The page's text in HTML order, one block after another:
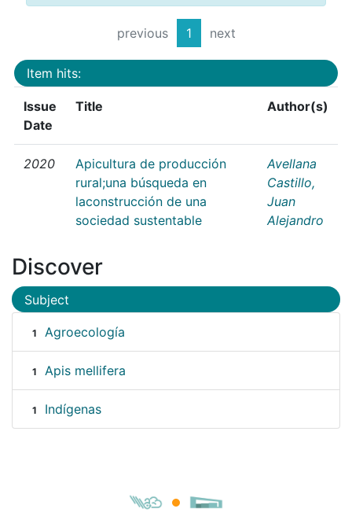
previous 1 next
Item hits:
Issue
Date
Title Author(s)
2020
Apicultura de producción
rural;una búsqueda en
laconstrucción de una
sociedad sustentable
Avellana
Castillo,
Juan
Alejandro
Discover
Subject
1 Agroecología
1 Apis mellifera
1 Indígenas